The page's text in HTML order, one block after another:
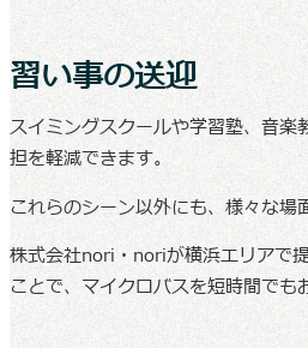
習い事の送迎
スイミングスクールや学習塾、音
担を軽減できます。
これらのシーン以外にも、様々な場
株式会社nori・noriが横浜エリアで
ことで、マイクロバスを短時間でも